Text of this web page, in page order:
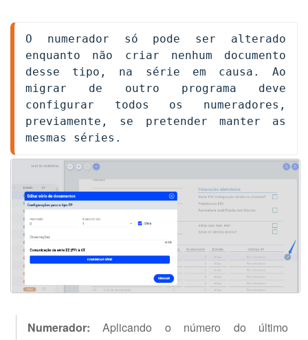
O numerador só pode ser alterado
enquanto não criar nenhum documento
desse tipo, na série em causa. Ao
migrar de outro programa deve
configurar todos os numeradores,
previamente, se pretender manter as
mesmas séries.
Numerador: Aplicando o número do último